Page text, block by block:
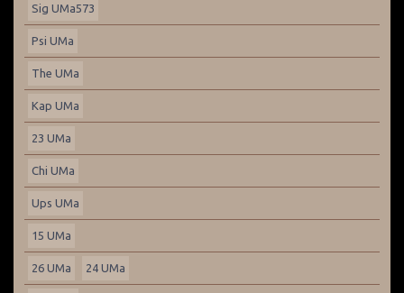
Sig UMa573
Psi UMa
The UMa
Kap UMa
23 UMa
Chi UMa
Ups UMa
15 UMa
26 UMa 24 UMa